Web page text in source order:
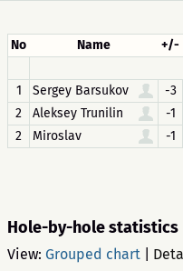
No Name +/-
1
Sergey Barsukov -3
2
Aleksey Trunilin -1
2
Miroslav -1
Hole-by-hole statistics
View: Grouped chart